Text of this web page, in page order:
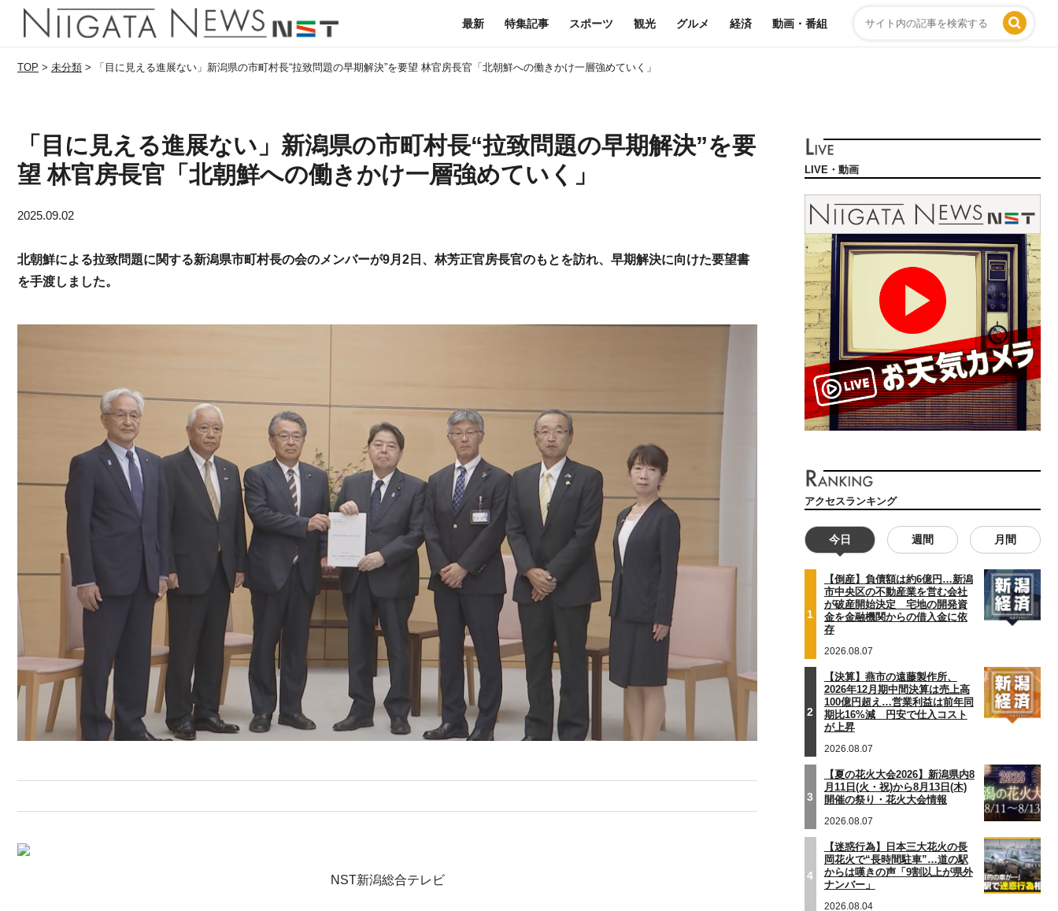
最新 特集記事 スポーツ 観光 グルメ 経済 動画・番組
TOP > 未分類 > 「目に見える進展ない」新潟県の市町村長“拉致問題の早期解決”を要望 林官房長官「北朝鮮への働きかけ一層強めていく」
「目に見える進展ない」新潟県の市町村長“拉致問題の早期解決”を要
望 林官房長官「北朝鮮への働きかけ一層強めていく」
2025.09.02
北朝鮮による拉致問題に関する新潟県市町村長の会のメンバーが9月2日、林芳正官房長官のもとを訪れ、早期解決に向けた要望書
を手渡しました。
NST新潟総合テレビ
LIVE・動画
アクセスランキング
今日 週間 月間
1
【倒産】負債額は約6億円…新潟
市中央区の不動産業を営む会社
が破産開始決定 宅地の開発資
金を金融機関からの借入金に依
存
2026.08.07
2
【決算】燕市の遠藤製作所、
2026年12月期中間決算は売上高
100億円超え…営業利益は前年同
期比16%減 円安で仕入コスト
が上昇
2026.08.07
3
【夏の花火大会2026】新潟県内8
月11日(火・祝)から8月13日(木)
開催の祭り・花火大会情報
2026.08.07
4
【迷惑行為】日本三大花火の長
岡花火で“長時間駐車”…道の駅
からは嘆きの声「9割以上が県外
ナンバー」
2026.08.04